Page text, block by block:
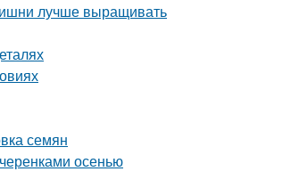
лучше выращивать
семян
осенью